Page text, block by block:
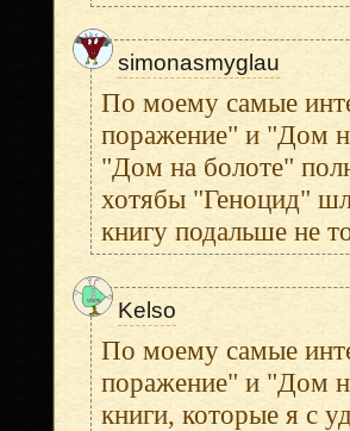
simonasmyglau
По моему самые
поражение" и "Дом
"Дом на болоте"
хотябы "Геноцид"
книгу подальше не
Kelso
По моему самые
поражение" и "Дом
книги, которые я с